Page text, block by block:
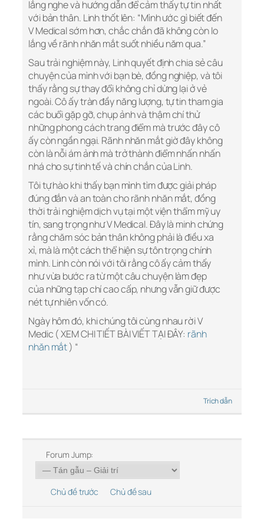
lắng nghe và hướng dẫn để cảm thấy tự tin nhất
với bản thân. Linh thốt lên: “Mình ước gì biết đến
V Medical sớm hơn, chắc chắn đã không còn lo
lắng về rãnh nhăn mắt suốt nhiều năm qua.”
Sau trải nghiệm này, Linh quyết định chia sẻ câu
chuyện của mình với bạn bè, đồng nghiệp, và tôi
thấy rằng sự thay đổi không chỉ dừng lại ở vẻ
ngoài. Cô ấy tràn đầy năng lượng, tự tin tham gia
các buổi gặp gỡ, chụp ảnh và thậm chí thử
những phong cách trang điểm mà trước đây cô
ấy còn ngần ngại. Rãnh nhăn mắt giờ đây không
còn là nỗi ám ảnh mà trở thành điểm nhấn nhấn
nhá cho sự tinh tế và chín chắn của Linh.
Tôi tự hào khi thấy bạn mình tìm được giải pháp
đúng đắn và an toàn cho rãnh nhăn mắt, đồng
thời trải nghiệm dịch vụ tại một viện thẩm mỹ uy
tín, sang trọng như V Medical. Đây là minh chứng
rằng chăm sóc bản thân không phải là điều xa
xỉ, mà là một cách thể hiện sự tôn trọng chính
mình. Linh còn nói với tôi rằng cô ấy cảm thấy
như vừa bước ra từ một câu chuyện làm đẹp
của những tạp chí cao cấp, nhưng vẫn giữ được
nét tự nhiên vốn có.
Ngày hôm đó, khi chúng tôi cùng nhau rời V
Medic ( XEM CHI TIẾT BÀI VIẾT TẠI ĐÂY: rãnh
nhăn mắt) “
Trích dẫn
Forum Jump:
Chủ đề trước Chủ đề sau